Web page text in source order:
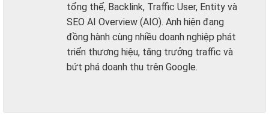
tổng thể, Backlink, Traffic User, Entity và
SEO AI Overview (AIO). Anh hiện đang
đồng hành cùng nhiều doanh nghiệp phát
triển thương hiệu, tăng trưởng traffic và
bứt phá doanh thu trên Google.